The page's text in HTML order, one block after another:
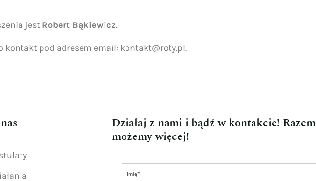
jest Robert Bąkiewicz.
kontakt pod adresem email: kontakt@roty.pl.
Działaj z nami i bądź w kontakcie! Razem
możemy więcej!